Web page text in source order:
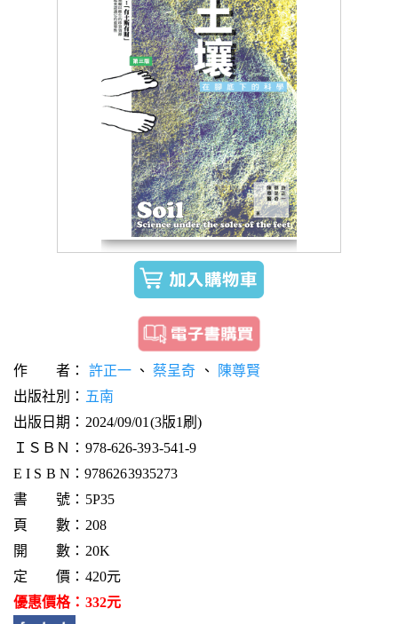
作 者： 許正一、蔡呈奇 、
陳尊賢
出版社別： 五南
出版日期：2024/09/01(3版1刷)
ＩＳＢＮ：978-626-393-541-9
E I S B N：9786263935273
書 號：5P35
頁 數：208
開 數：20K
定 價：420元
優惠價格：332元